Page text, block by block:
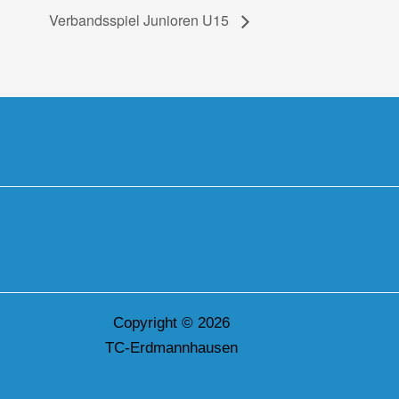
Verbandsspiel Junioren U15
Copyright © 2026
TC-Erdmannhausen